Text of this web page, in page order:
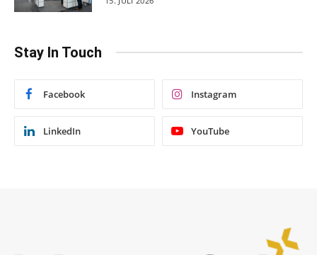
Stay In Touch
Facebook Instagram
LinkedIn YouTube